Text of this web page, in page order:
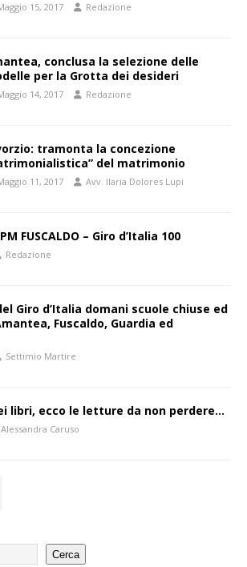
15, 2017 Redazione
conclusa la selezione delle
per la Grotta dei desideri
14, 2017 Redazione
tramonta la concezione
del matrimonio
11, 2017 Avv. Ilaria Dolores Lupi
FUSCALDO – Giro d’Italia 100
Redazione
Giro d’Italia domani scuole chiuse ed
Fuscaldo, Guardia ed
Settimio Martire
libri, ecco le letture da non perdere…
Alessandra Caruso
Cerca